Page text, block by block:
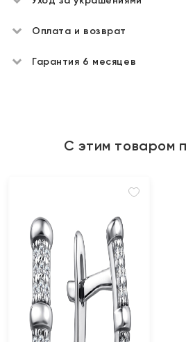
Оплата и возврат
Гарантия 6 месяцев
С этим товаром